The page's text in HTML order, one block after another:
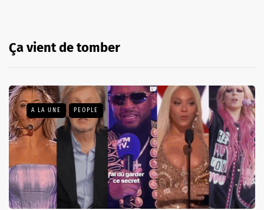
Ça vient de tomber
A LA UNE PEOPLE